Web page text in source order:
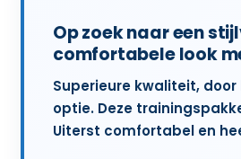
Op zoek naar een
comfortabele look
Superieure kwaliteit,
optie. Deze
Uiterst comfortabel en